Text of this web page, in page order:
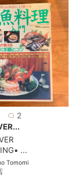
2
...
Tomomi